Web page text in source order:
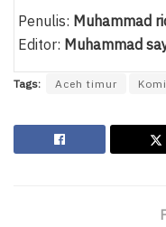
Penulis: Muhammad
Editor: Muhammad
Tags: Aceh timur